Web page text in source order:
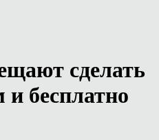
сделать
бесплатно